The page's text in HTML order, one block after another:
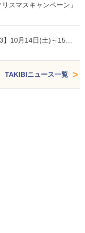
スマスキャンペーン」
】10月14日(土)～15…
TAKIBIニュース一覧